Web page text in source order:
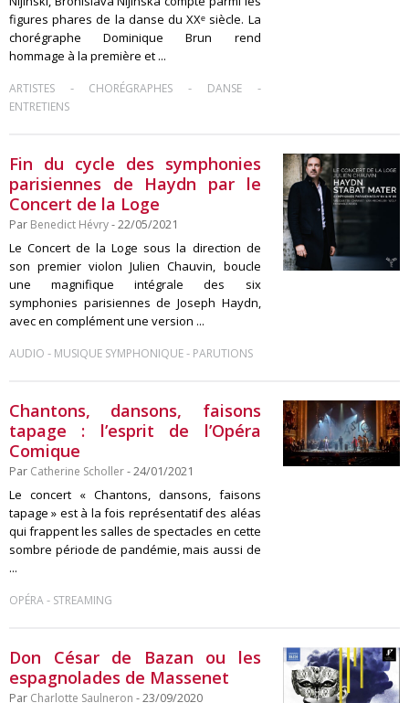
figures phares de la danse du XXᵉ siècle. La
chorégraphe Dominique Brun rend
hommage à la première et ...
ARTISTES - CHORÉGRAPHES - DANSE -
ENTRETIENS
Fin du cycle des symphonies
parisiennes de Haydn par le
Concert de la Loge
Par Benedict Hévry- 22/05/2021
Le Concert de la Loge sous la direction de
son premier violon Julien Chauvin, boucle
une magnifique intégrale des six
symphonies parisiennes de Joseph Haydn,
avec en complément une version ...
AUDIO - MUSIQUE SYMPHONIQUE- PARUTIONS
Chantons, dansons, faisons
tapage : l’esprit de l’Opéra
Comique
Par Catherine Scholler- 24/01/2021
Le concert « Chantons, dansons, faisons
tapage » est à la fois représentatif des aléas
qui frappent les salles de spectacles en cette
sombre période de pandémie, mais aussi de
...
OPÉRA- STREAMING
Don César de Bazan ou les
espagnolades de Massenet
Par Charlotte Saulneron - 23/09/2020